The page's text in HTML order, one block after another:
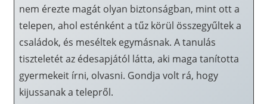
nem érezte magát olyan biztonságban, mint ott a
telepen, ahol esténként a tűz körül összegyűltek a
családok, és meséltek egymásnak. A tanulás
tiszteletét az édesapjától látta, aki maga tanította
gyermekeit írni, olvasni. Gondja volt rá, hogy
kijussanak a telepről.